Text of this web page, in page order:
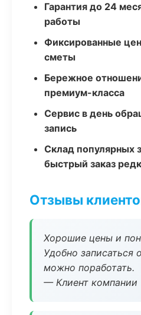
Гарантия до 24
работы
Фиксированные
сметы
Бережное
премиум-класса
Сервис в день
запись
Склад популярных
быстрый заказ
Отзывы
Хорошие цены и
Удобно записаться
можно поработать.
— Клиент компании